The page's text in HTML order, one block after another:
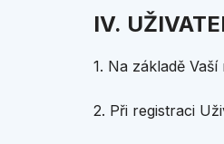
IV.
1. Na základě
2. Při registraci